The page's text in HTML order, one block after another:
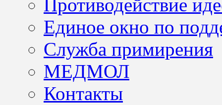
Противодействие
Единое окно по
Служба примирения
МЕДМОЛ
Контакты